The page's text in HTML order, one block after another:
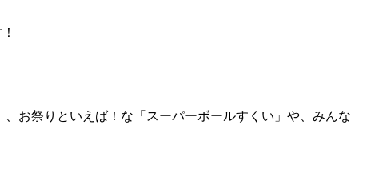
お祭りといえば！な「スーパーボールすくい」や、みんな